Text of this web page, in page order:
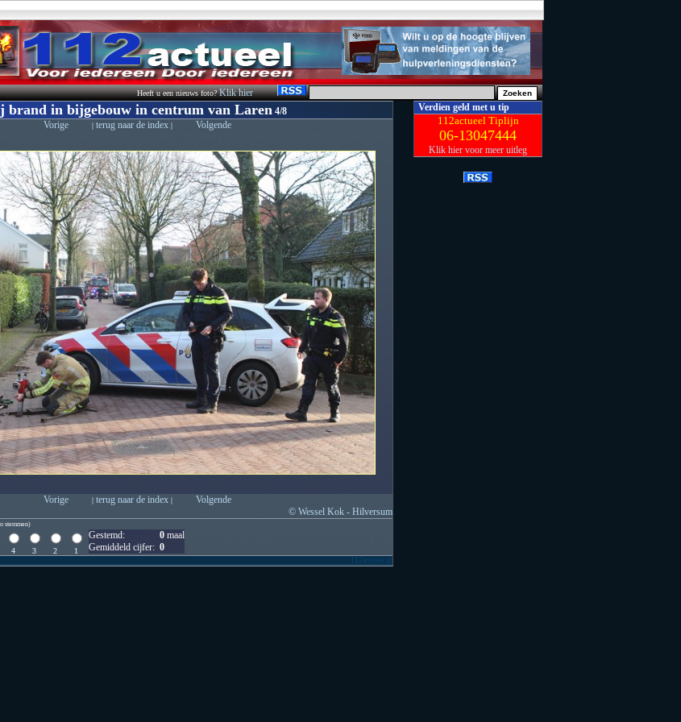
Heeft u een nieuws foto?Klik hier
brand in bijgebouw in centrum van Laren4/8
Vorige
| terug naar de index | Volgende
Vorige | terug naar de index |
Volgende
© Wessel Kok - Hilversum
stemmen)
4 3 2 1
Gestemd: 0maal
Gemiddeld cijfer: 0
112actueel.nl
Verdien geld met u tip
112actueel Tiplijn
06-13047444
Klik hier voor meer uitleg